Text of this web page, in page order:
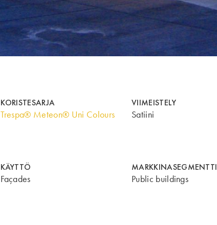
KORISTESARJA
Trespa® Meteon® Uni Colours
VIIMEISTELY
Satiini
KÄYTTÖ
Façades
MARKKINASEGMENTTI
Public buildings